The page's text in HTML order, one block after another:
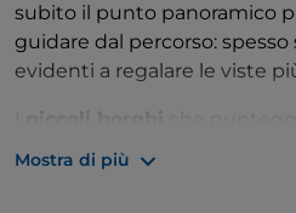
subito il punto panoramico
guidare dal percorso:
evidenti a regalare le viste
piccoli borghi
Casteldimezzo
rallentare. Attraversateli
Mostra di più